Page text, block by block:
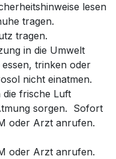
lesen
tragen.
tragen.
in die Umwelt
trinken oder
nicht einatmen.
die frische Luft
sorgen. Sofort
oder Arzt anrufen.
oder Arzt anrufen.